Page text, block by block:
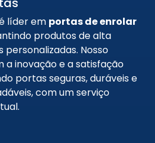
líder em portas de enrolar
produtos de alta
personalizadas. Nosso
a inovação e a satisfação
portas seguras, duráveis e
com um serviço